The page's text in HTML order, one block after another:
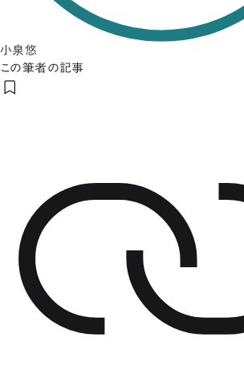
小泉悠
この筆者の記事